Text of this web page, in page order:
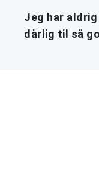
Jeg har
dårlig til så